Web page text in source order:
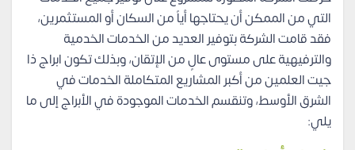
التي من الممكن أن يحتاجها أياً من السكان أو المستثمرين،
فقد قامت الشركة بتوفير العديد من الخدمات الخدمية
والترفيهية على مستوى عالٍ من الإتقان، وبذلك تكون ابراج ذا
جيت العلمين من أكبر المشاريع المتكاملة الخدمات في
الشرق الأوسط، وتنقسم الخدمات الموجودة في الأبراج إلى ما
يلي: